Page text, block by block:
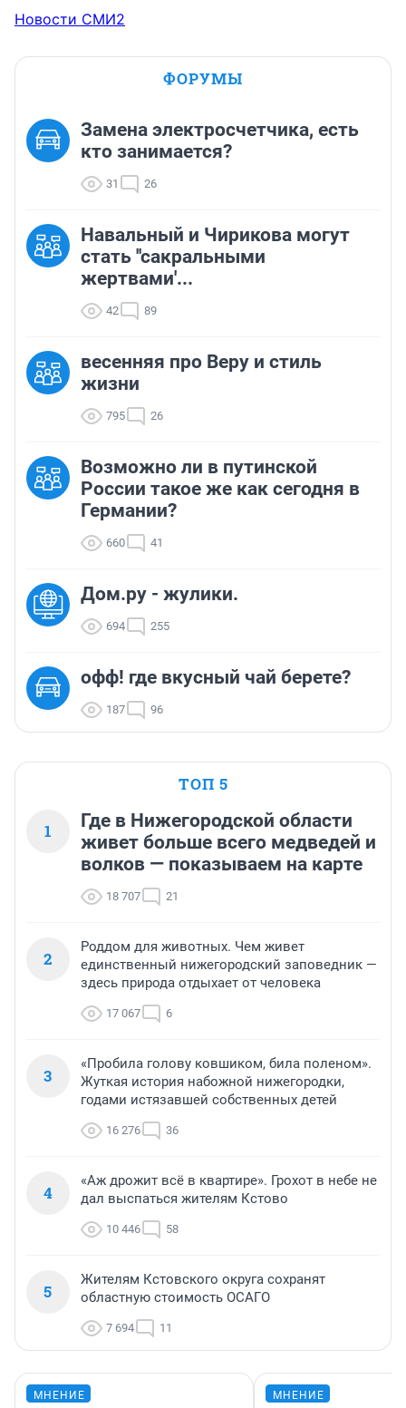
Новости СМИ2
ФОРУМЫ
Замена электросчетчика, есть
кто занимается?
31 26
Навальный и Чирикова могут
стать ''сакральными
жертвами'...
42 89
весенняя про Веру и стиль
жизни
795 26
Возможно ли в путинской
России такое же как сегодня в
Германии?
660 41
Дом.ру - жулики.
694 255
офф! где вкусный чай берете?
187 96
ТОП 5
1
Где в Нижегородской области
живет больше всего медведей и
волков — показываем на карте
18 707 21
2
Роддом для животных. Чем живет
единственный нижегородский заповедник —
здесь природа отдыхает от человека
17 067 6
3
«Пробила голову ковшиком, била поленом».
Жуткая история набожной нижегородки,
годами истязавшей собственных детей
16 276 36
4
«Аж дрожит всё в квартире». Грохот в небе не
дал выспаться жителям Кстово
10 446 58
5
Жителям Кстовского округа сохранят
областную стоимость ОСАГО
7 694 11
МНЕНИЕ МНЕНИЕ